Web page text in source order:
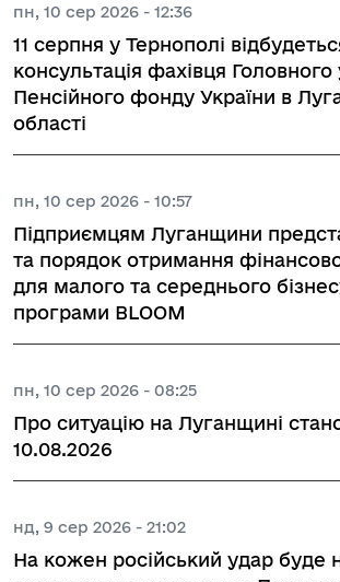
пн, 10 сер 2026 - 12:36
11 серпня у Тернополі
консультація фахівця Головного
Пенсійного фонду України в
області
пн, 10 сер 2026 - 10:57
Підприємцям Луганщини
та порядок отримання
для малого та середнього
програми BLOOM
пн, 10 сер 2026 - 08:25
Про ситуацію на Луганщині
10.08.2026
нд, 9 сер 2026 - 21:02
На кожен російський удар буде